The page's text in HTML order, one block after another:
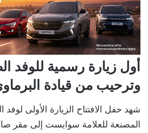
أول زيارة رسمية للوفد
وترحيب من قيادة
شهد حفل الافتتاح الزيارة الأولى لوفد
المصنعة للعلامة سوايست إلى مقر